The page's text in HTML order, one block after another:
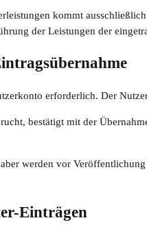
kommt
der Leistungen der
erforderlich. Der
bestätigt mit der
werden vor
Einträgen